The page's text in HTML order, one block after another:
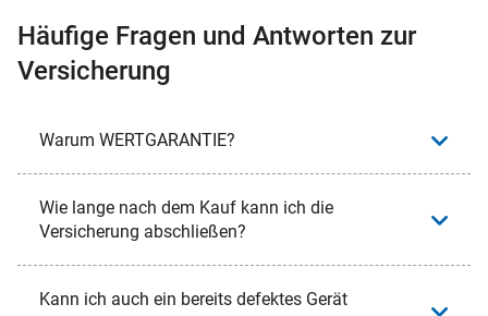
Häufige Fragen und Antworten zur
Versicherung
Warum WERTGARANTIE?
Wie lange nach dem Kauf kann ich die
Versicherung abschließen?
Kann ich auch ein bereits defektes Gerät